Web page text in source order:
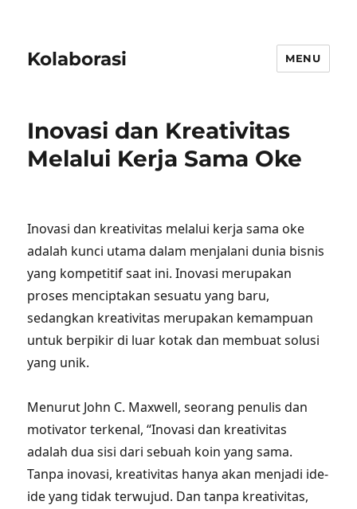
Kolaborasi MENU
Inovasi dan Kreativitas
Melalui Kerja Sama Oke
Inovasi dan kreativitas melalui kerja sama oke
adalah kunci utama dalam menjalani dunia bisnis
yang kompetitif saat ini. Inovasi merupakan
proses menciptakan sesuatu yang baru,
sedangkan kreativitas merupakan kemampuan
untuk berpikir di luar kotak dan membuat solusi
yang unik.
Menurut John C. Maxwell, seorang penulis dan
motivator terkenal, “Inovasi dan kreativitas
adalah dua sisi dari sebuah koin yang sama.
Tanpa inovasi, kreativitas hanya akan menjadi ide-
ide yang tidak terwujud. Dan tanpa kreativitas,